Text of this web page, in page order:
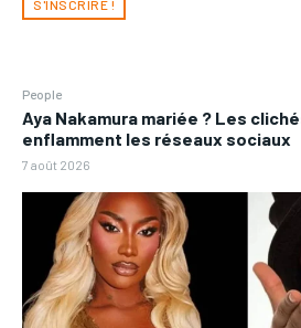
S'INSCRIRE !
People
Aya Nakamura mariée ? Les
enflamment les réseaux sociaux
7 août 2026